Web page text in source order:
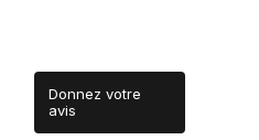
Donnez votre
avis